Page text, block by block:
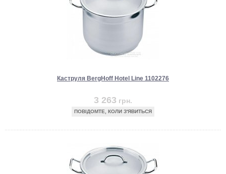
Каструля BergHoff Hotel Line 1102276
3 263 грн.
ПОВІДОМТЕ, КОЛИ З'ЯВИТЬСЯ